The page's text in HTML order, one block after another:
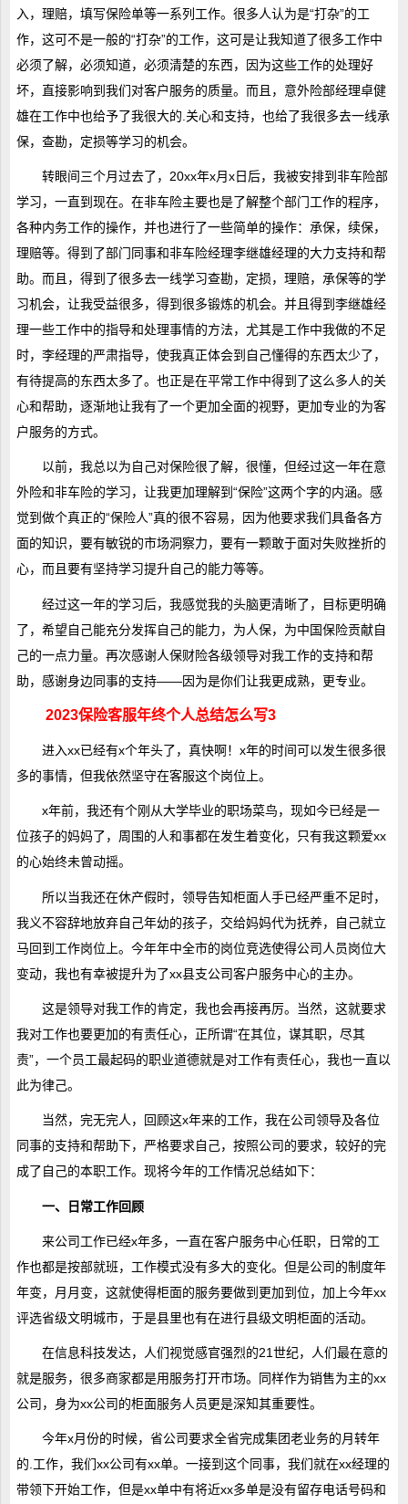
入，理赔，填写保险单等一系列工作。很多人认为是“打杂”的工
作，这可不是一般的“打杂”的工作，这可是让我知道了很多工作中
必须了解，必须知道，必须清楚的东西，因为这些工作的处理好
坏，直接影响到我们对客户服务的质量。而且，意外险部经理卓健
雄在工作中也给予了我很大的.关心和支持，也给了我很多去一线承
保，查勘，定损等学习的机会。
转眼间三个月过去了，20xx年x月x日后，我被安排到非车险部
学习，一直到现在。在非车险主要也是了解整个部门工作的程序，
各种内务工作的操作，并也进行了一些简单的操作：承保，续保，
理赔等。得到了部门同事和非车险经理李继雄经理的大力支持和帮
助。而且，得到了很多去一线学习查勘，定损，理赔，承保等的学
习机会，让我受益很多，得到很多锻炼的机会。并且得到李继雄经
理一些工作中的指导和处理事情的方法，尤其是工作中我做的不足
时，李经理的严肃指导，使我真正体会到自己懂得的东西太少了，
有待提高的东西太多了。也正是在平常工作中得到了这么多人的关
心和帮助，逐渐地让我有了一个更加全面的视野，更加专业的为客
户服务的方式。
以前，我总以为自己对保险很了解，很懂，但经过这一年在意
外险和非车险的学习，让我更加理解到“保险”这两个字的内涵。感
觉到做个真正的“保险人”真的很不容易，因为他要求我们具备各方
面的知识，要有敏锐的市场洞察力，要有一颗敢于面对失败挫折的
心，而且要有坚持学习提升自己的能力等等。
经过这一年的学习后，我感觉我的头脑更清晰了，目标更明确
了，希望自己能充分发挥自己的能力，为人保，为中国保险贡献自
己的一点力量。再次感谢人保财险各级领导对我工作的支持和帮
助，感谢身边同事的支持——因为是你们让我更成熟，更专业。
2023保险客服年终个人总结怎么写3
进入xx已经有x个年头了，真快啊！x年的时间可以发生很多很
多的事情，但我依然坚守在客服这个岗位上。
x年前，我还有个刚从大学毕业的职场菜鸟，现如今已经是一
位孩子的妈妈了，周围的人和事都在发生着变化，只有我这颗爱xx
的心始终未曾动摇。
所以当我还在休产假时，领导告知柜面人手已经严重不足时，
我义不容辞地放弃自己年幼的孩子，交给妈妈代为抚养，自己就立
马回到工作岗位上。今年年中全市的岗位竞选使得公司人员岗位大
变动，我也有幸被提升为了xx县支公司客户服务中心的主办。
这是领导对我工作的肯定，我也会再接再厉。当然，这就要求
我对工作也要更加的有责任心，正所谓“在其位，谋其职，尽其
责”，一个员工最起码的职业道德就是对工作有责任心，我也一直以
此为律己。
当然，完无完人，回顾这x年来的工作，我在公司领导及各位
同事的支持和帮助下，严格要求自己，按照公司的要求，较好的完
成了自己的本职工作。现将今年的工作情况总结如下：
一、日常工作回顾
来公司工作已经x年多，一直在客户服务中心任职，日常的工
作也都是按部就班，工作模式没有多大的变化。但是公司的制度年
年变，月月变，这就使得柜面的服务要做到更加到位，加上今年xx
评选省级文明城市，于是县里也有在进行县级文明柜面的活动。
在信息科技发达，人们视觉感官强烈的21世纪，人们最在意的
就是服务，很多商家都是用服务打开市场。同样作为销售为主的xx
公司，身为xx公司的柜面服务人员更是深知其重要性。
今年x月份的时候，省公司要求全省完成集团老业务的月转年
的.工作，我们xx公司有xx单。一接到这个同事，我们就在xx经理的
带领下开始工作，但是xx单中有将近xx多单是没有留存电话号码和